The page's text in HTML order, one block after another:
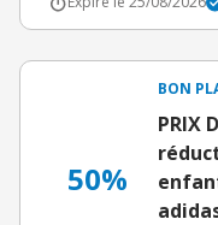
50%
BON
PRIX